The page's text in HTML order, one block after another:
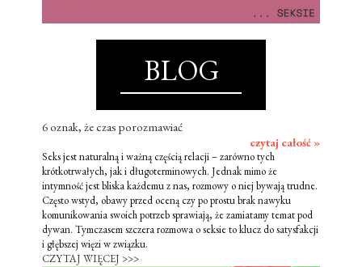
BLOG
6 oznak, że czas porozmawiać
czytaj całość »
Seks jest naturalną i ważną częścią relacji – zarówno tych
krótkotrwałych, jak i długoterminowych. Jednak mimo że
intymność jest bliska każdemu z nas, rozmowy o niej bywają trudne.
Często wstyd, obawy przed oceną czy po prostu brak nawyku
komunikowania swoich potrzeb sprawiają, że zamiatamy temat pod
dywan. Tymczasem szczera rozmowa o seksie to klucz do satysfakcji
i głębszej więzi w związku.
CZYTAJ WIĘCEJ >>>